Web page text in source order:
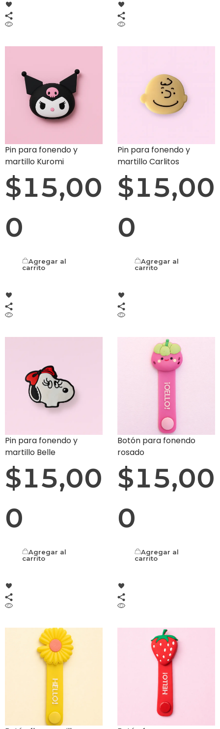
Pin para fonendo y
martillo Kuromi
$15,00
0
Agregar al
carrito
Pin para fonendo y
martillo Carlitos
$15,00
0
Agregar al
carrito
Pin para fonendo y
martillo Belle
$15,00
0
Agregar al
carrito
Botón para fonendo
rosado
$15,00
0
Agregar al
carrito